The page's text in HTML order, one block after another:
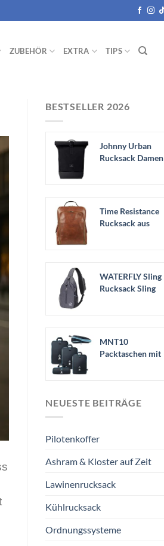
ZUBEHÖR EXTRA TIPS
BESTSELLER 2026
Johnny Urban
Rucksack Damen
Time Resistance
Rucksack aus
WATERFLY Sling
Rucksack Sling
MNT10
Packtaschen mit
NEUESTE BEITRÄGE
Pilotenkoffer
Ashram & Kloster auf Zeit
Lawinenrucksack
Kühlrucksack
Ordnungssysteme